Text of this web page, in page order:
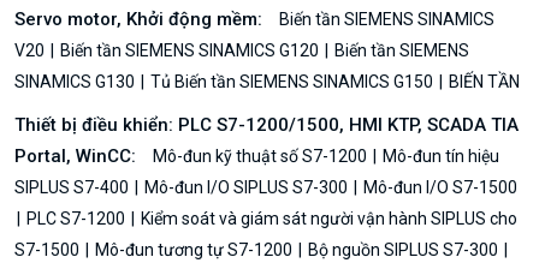
Servo motor, Khởi động mềm:
Biến tần SIEMENS SINAMICS
V20
Biến tần SIEMENS SINAMICS G120
Biến tần SIEMENS
SINAMICS G130
Tủ Biến tần SIEMENS SINAMICS G150 BIẾN TẦN
Thiết bị điều khiển: PLC S7-1200/1500, HMI KTP, SCADA TIA
Portal, WinCC:
Mô-đun kỹ thuật số S7-1200
Mô-đun tín hiệu
SIPLUS S7-400
Mô-đun I/O SIPLUS S7-300
Mô-đun I/O S7-1500
PLC S7-1200
Kiểm soát và giám sát người vận hành SIPLUS cho
S7-1500
Mô-đun tương tự S7-1200
Bộ nguồn SIPLUS S7-300